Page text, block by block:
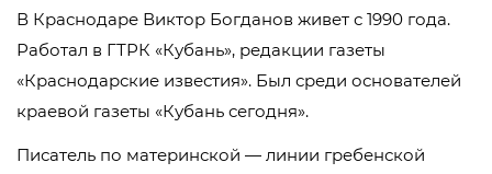
В Краснодаре Виктор Богданов живет с 1990 года.
Работал в ГТРК «Кубань», редакции газеты
«Краснодарские известия». Был среди основателей
краевой газеты «Кубань сегодня».
Писатель по материнской — линии гребенской